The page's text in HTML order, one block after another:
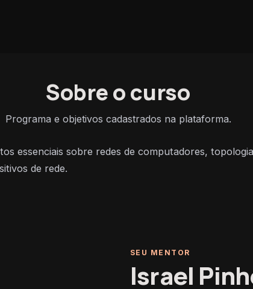
Sobre o curso
Programa e objetivos cadastrados na plataforma.
essenciais sobre redes de computadores,
de rede.
SEU MENTOR
Israel